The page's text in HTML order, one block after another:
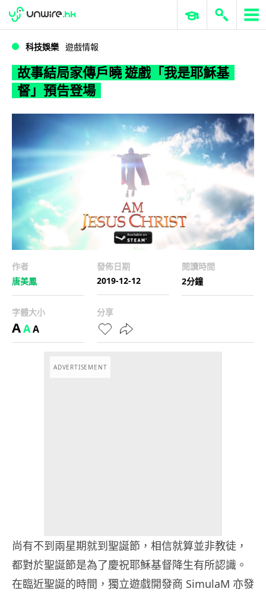
WWDC 2026 ERP 與商業 AI
科技娛樂 遊戲情報
故事結局家傳戶曉 遊戲「我是耶穌基
督」預告登場
作者
唐美鳳
發佈日期
2019-12-12
閱讀時間
2分鐘
字體大小
AAA
分享
ADVERTISEMENT
尚有不到兩星期就到聖誕節，相信就算並非教徒，
都對於聖誕節是為了慶祝耶穌基督降生有所認識。
在臨近聖誕的時間，獨立遊戲開發商 SimulaM 亦發